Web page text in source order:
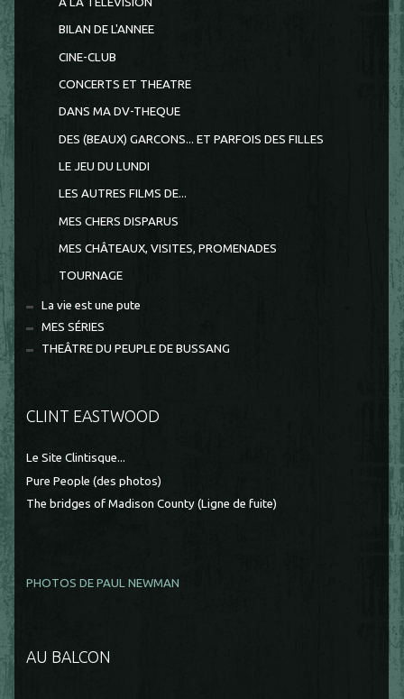
BILAN DE L'ANNEE
CINE-CLUB
CONCERTS ET THEATRE
DANS MA DV-THEQUE
DES (BEAUX) GARCONS... ET PARFOIS DES FILLES
LE JEU DU LUNDI
LES AUTRES FILMS DE...
MES CHERS DISPARUS
MES CHÂTEAUX, VISITES, PROMENADES
TOURNAGE
La vie est une pute
MES SÉRIES
THEÂTRE DU PEUPLE DE BUSSANG
CLINT EASTWOOD
Le Site Clintisque...
Pure People (des photos)
The bridges of Madison County (Ligne de fuite)
PHOTOS DE PAUL NEWMAN
AU BALCON